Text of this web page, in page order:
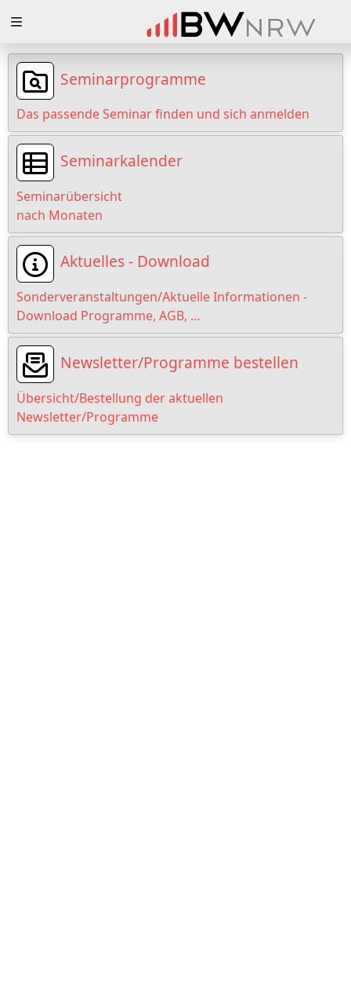
Loading
Loading
Loading
Loading
Loading
Loading
Seminarprogramme
Das passende Seminar finden und sich anmelden
Seminarkalender
Seminarübersicht
nach Monaten
Aktuelles - Download
Sonderveranstaltungen/Aktuelle Informationen -
Download Programme, AGB, …
Newsletter/Programme bestellen
Übersicht/Bestellung der aktuellen
Newsletter/Programme